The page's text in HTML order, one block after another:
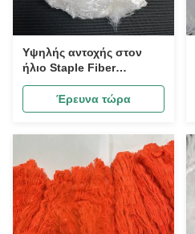
Υψηλής αντοχής στον
ήλιο Staple Fiber
1.4D*38MM, UV Shield
Functional Polyester για
αθλητικά ρούχα & ρούχα
Έρευνα τώρα